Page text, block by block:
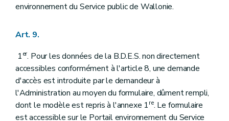
environnement du Service public de Wallonie.
Art. 9.
1er. Pour les données de la B.D.E.S. non directement
accessibles conformément à l'article 8, une demande
d'accès est introduite par le demandeur à
l'Administration au moyen du formulaire, dûment rempli,
dont le modèle est repris à l'annexe 1re. Le formulaire
est accessible sur le Portail environnement du Service